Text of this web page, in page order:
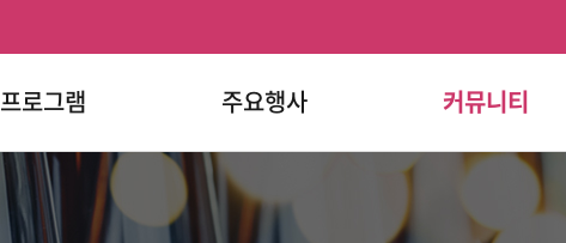
프로그램 주요행사 커뮤니티